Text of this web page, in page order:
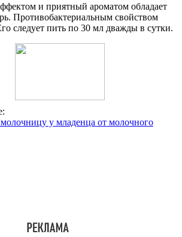
и приятный ароматом обладает
Противобактериальным свойством
следует пить по 30 мл дважды в сутки.
у младенца от молочного